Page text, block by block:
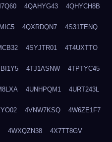
4QAHYG43 4QHYCH8B
4QXRDQN7 4S31TENQ
4SYJTR01 4T4UXTTO
4TJ1ASNW 4TPTYC45
4UNHPQM1 4URT243L
4VNW7KSQ 4W6ZE1F7
4WXQZN38 4X7TT8GV